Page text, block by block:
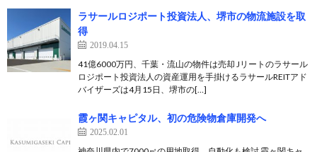
ラサールロジポート投資法人、堺市の物流施設を取
得
2019.04.15
41億6000万円、千葉・流山の物件は売却 Jリートのラサール
ロジポート投資法人の資産運用を手掛けるラサールREITアド
バイザーズは4月15日、堺市の[…]
霞ヶ関キャピタル、初の危険物倉庫開発へ
2025.02.01